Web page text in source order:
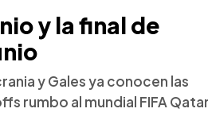
y la final de
y Gales ya conocen las
rumbo al mundial FIFA Qatar